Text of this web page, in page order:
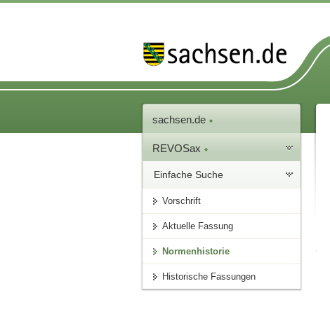
sachsen.de
REVOSax
Einfache Suche
Vorschrift
Aktuelle Fassung
Normenhistorie
Historische Fassungen